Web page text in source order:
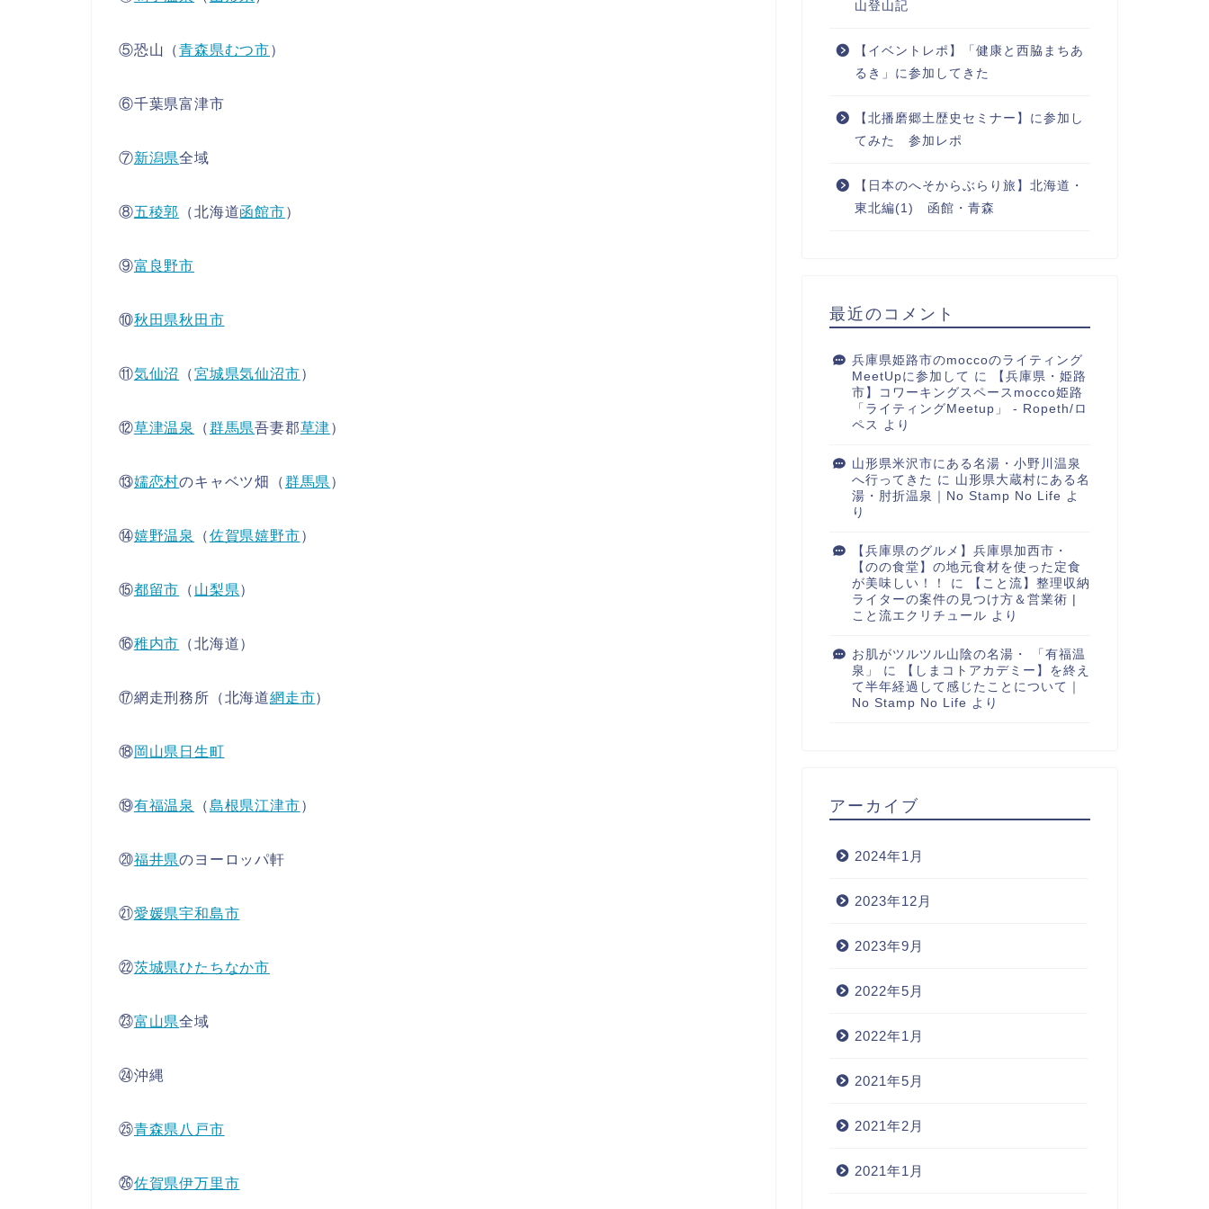
⑤恐山（青森県むつ市）
⑥千葉県富津市
⑦新潟県全域
⑧五稜郭 （北海道函館市）
⑨富良野市
⑩秋田県秋田市
⑪気仙沼 （宮城県気仙沼市）
⑫草津温泉 （群馬県吾妻郡草津）
⑬嬬恋村のキャベツ畑（群馬県 ）
⑭嬉野温泉 （佐賀県嬉野市）
⑮都留市 （ 山梨県）
⑯稚内市 （北海道）
⑰網走刑務所（北海道網走市）
⑱岡山県 日生町
⑲有福温泉 （島根県江津市）
⑳福井県のヨーロッパ軒
㉑愛媛県宇和島市
㉒茨城県ひたちなか市
㉓富山県全域
㉔沖縄
㉕青森県 八戸市
㉖佐賀県伊万里市
山登山記
【イベントレポ】「健康と西脇まちあ
るき」に参加してきた
【北播磨郷土歴史セミナー】に参加し
てみた 参加レポ
【日本のへそからぶらり旅】北海道・
東北編(1) 函館・青森
最近のコメント
兵庫県姫路市のmoccoのライティング
MeetUpに参加して に
【兵庫県・姫路
市】コワーキングスペースmocco姫路
「ライティングMeetup」 - Ropeth/ロ
ペス より
山形県米沢市にある名湯・小野川温泉
へ行ってきた に 山形県大蔵村にある名
湯・肘折温泉｜No Stamp No Life よ
り
【兵庫県のグルメ】兵庫県加西市・
【のの食堂】の地元食材を使った定食
が美味しい！！
に
【こと流】整理収納
ライターの案件の見つけ方＆営業術 |
こと流エクリチュール より
お肌がツルツル山陰の名湯・ 「有福温
泉」
に
【しまコトアカデミー】を終え
て半年経過して感じたことについて｜
No Stamp No Life より
アーカイブ
2024年1月
2023年12月
2023年9月
2022年5月
2022年1月
2021年5月
2021年2月
2021年1月